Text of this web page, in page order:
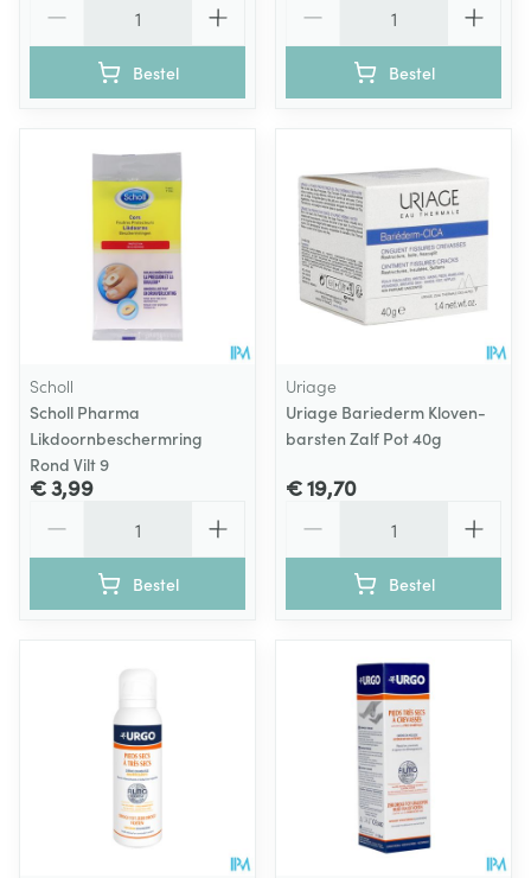
Bestel Bestel
Scholl
Scholl Pharma
Likdoornbeschermring
Rond Vilt 9
€ 3,99
Bestel
Uriage
Uriage Bariederm Kloven-
barsten Zalf Pot 40g
€ 19,70
Bestel